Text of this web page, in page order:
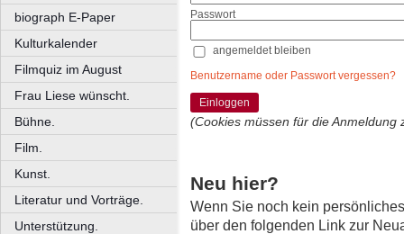
biograph E-Paper
Kulturkalender
Filmquiz im August
Frau Liese wünscht.
Bühne.
Film.
Kunst.
Literatur und Vorträge.
Unterstützung.
Passwort
angemeldet bleiben
Benutzername oder Passwort vergessen?
Einloggen
(Cookies müssen für die Anmeldung
Neu hier?
Wenn Sie noch kein
über den folgenden Link zur